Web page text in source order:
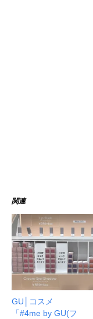
関連
GU│コスメ
「#4me by GU(フ